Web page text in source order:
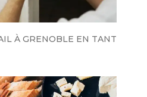
À GRENOBLE EN TANT